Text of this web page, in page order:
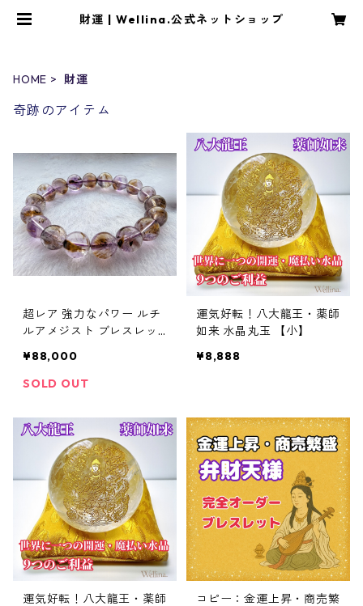
財運 | Wellina.公式ネットショップ
HOME 財運
奇跡のアイテム
超レア 強力なパワー ルチ
ルアメジスト ブレスレッ
ギー入り パワーストーン
¥88,000
SOLD OUT
運気好転！八大龍王・薬師
如来 水晶丸玉 【小】
¥8,888
運気好転！八大龍王・薬師
コピー：金運上昇・商売繁